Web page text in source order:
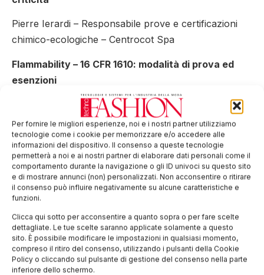
Per fornire le migliori esperienze, noi e i nostri partner utilizziamo
tecnologie come i cookie per memorizzare e/o accedere alle
informazioni del dispositivo. Il consenso a queste tecnologie
permetterà a noi e ai nostri partner di elaborare dati personali come il
comportamento durante la navigazione o gli ID univoci su questo sito
e di mostrare annunci (non) personalizzati. Non acconsentire o ritirare
il consenso può influire negativamente su alcune caratteristiche e
funzioni.
Clicca qui sotto per acconsentire a quanto sopra o per fare scelte
dettagliate. Le tue scelte saranno applicate solamente a questo
sito. È possibile modificare le impostazioni in qualsiasi momento,
compreso il ritiro del consenso, utilizzando i pulsanti della Cookie
Policy o cliccando sul pulsante di gestione del consenso nella parte
inferiore dello schermo.
Pierre Ierardi – Responsabile prove e certificazioni
chimico-ecologiche – Centrocot Spa
Flammability – 16 CFR 1610: modalità di prova ed
esenzioni
Marta Lualdi – Responsabile Area Internazionale –
Centrocot Spa
Abbigliamento bambino – la verifica di conformità
di corde, cordini e piccole parti negli USA
Gabriella Alberti Fusi – Direttore Tecnico – Centrocot
Spa
17.30 Dibattito e conclusione lavori
Seguirà Aperitivo – i tecnici saranno a disposizione
delle imprese per approfondimenti